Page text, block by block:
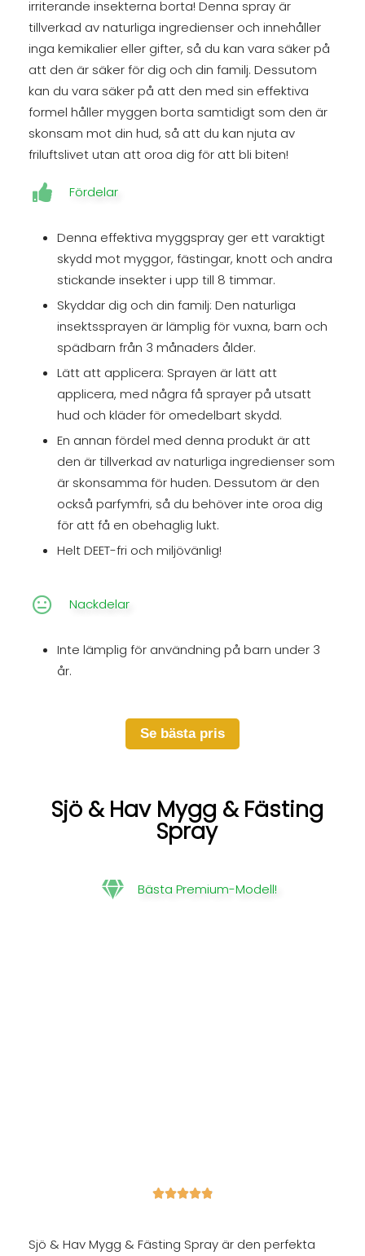
irriterande insekterna borta! Denna spray är
tillverkad av naturliga ingredienser och innehåller
inga kemikalier eller gifter, så du kan vara säker på
att den är säker för dig och din familj. Dessutom
kan du vara säker på att den med sin effektiva
formel håller myggen borta samtidigt som den är
skonsam mot din hud, så att du kan njuta av
friluftslivet utan att oroa dig för att bli biten!
Fördelar
Denna effektiva myggspray ger ett varaktigt
skydd mot myggor, fästingar, knott och andra
stickande insekter i upp till 8 timmar.
Skyddar dig och din familj: Den naturliga
insektssprayen är lämplig för vuxna, barn och
spädbarn från 3 månaders ålder.
Lätt att applicera: Sprayen är lätt att
applicera, med några få sprayer på utsatt
hud och kläder för omedelbart skydd.
En annan fördel med denna produkt är att
den är tillverkad av naturliga ingredienser som
är skonsamma för huden. Dessutom är den
också parfymfri, så du behöver inte oroa dig
för att få en obehaglig lukt.
Helt DEET-fri och miljövänlig!
Nackdelar
Inte lämplig för användning på barn under 3
år.
Se bästa pris
Sjö & Hav Mygg & Fästing
Spray
Bästa Premium-Modell!

Sjö & Hav Mygg & Fästing Spray är den perfekta